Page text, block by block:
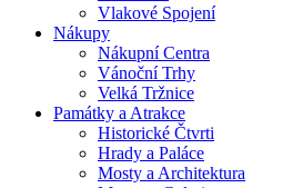
Vlakové Spojení
Nákupy
Nákupní Centra
Vánoční Trhy
Velká Tržnice
Památky a Atrakce
Historické Čtvrti
Hrady a Paláce
Mosty a Architektura